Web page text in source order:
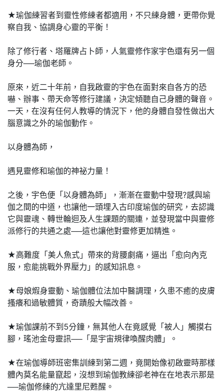
★瑜伽練習者到靈性修練者都適用，不只練身體，更帶你覺
察自我、協調身心靈的平衡！
除了修行者、塔羅牌占卜師，人氣靈修作家宇色還有另一個
身分──瑜伽老師。
原來，近二十年前，自我啟靈的宇色在面對來自各方的恐
嚇、辦事、帶天命等修行建議，決定傾聽自己身體的聲音。
一天，在沒有任何人教導的情況下，他的身體自發性做出大
腦意識之外的瑜伽動作。
以身體為師，
遇見靈修和瑜伽的神祕力量！
之後，宇色便「以身體為師」，漸漸在靈動中發現?感與瑜
伽之間的中道，也讓他一頭埋入古印度瑜伽的研究，去認識
它與靈魂、轉世輪迴及人生課題的關連，並發現當中與靈修
派修行的共通之處──這也讓他對靈修更加精進。
★高難度「美人魚式」帶來的背腰劇痛，逼出「愈向內克
服，愈能挑戰外界壓力」的感知訊息。
★母娘煆身靈動、瑜伽體位法加中醫調理，久患不癒的皮膚
搔癢和過敏體質，奇蹟般大幅改善。
★瑜伽課前不到5分鐘，無其他人在竟感覺「被人」觸摸右
腳，瑤池金母靈訊──「是宇宙規律喚醒肉體」。
★在瑜伽導師班密集訓練到第二週，竟開始像初啟靈時那樣
體內莫名能量竄起，沒想到瑜伽教練卻老神在在地表示那是
──瑜伽修練的亢達里尼甦醒。